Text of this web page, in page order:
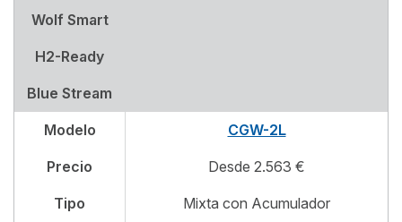
Wolf Smart
H2-Ready
Blue Stream
Modelo CGW-2L
Precio Desde 2.563 €
Tipo Mixta con Acumulador